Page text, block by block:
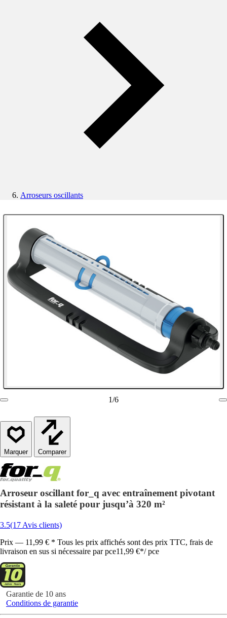
Arroseurs oscillants
1/6
Comparer
Arroseur oscillant for_q avec entraînement pivotant
résistant à la saleté pour jusqu’à 320 m²
3.5(17 Avis clients)
Prix — 11,99 € * Tous les prix affichés sont des prix TTC, frais de
livraison en sus si nécessaire par pce11,99 €*/ pce
Garantie de 10 ans
Conditions de garantie